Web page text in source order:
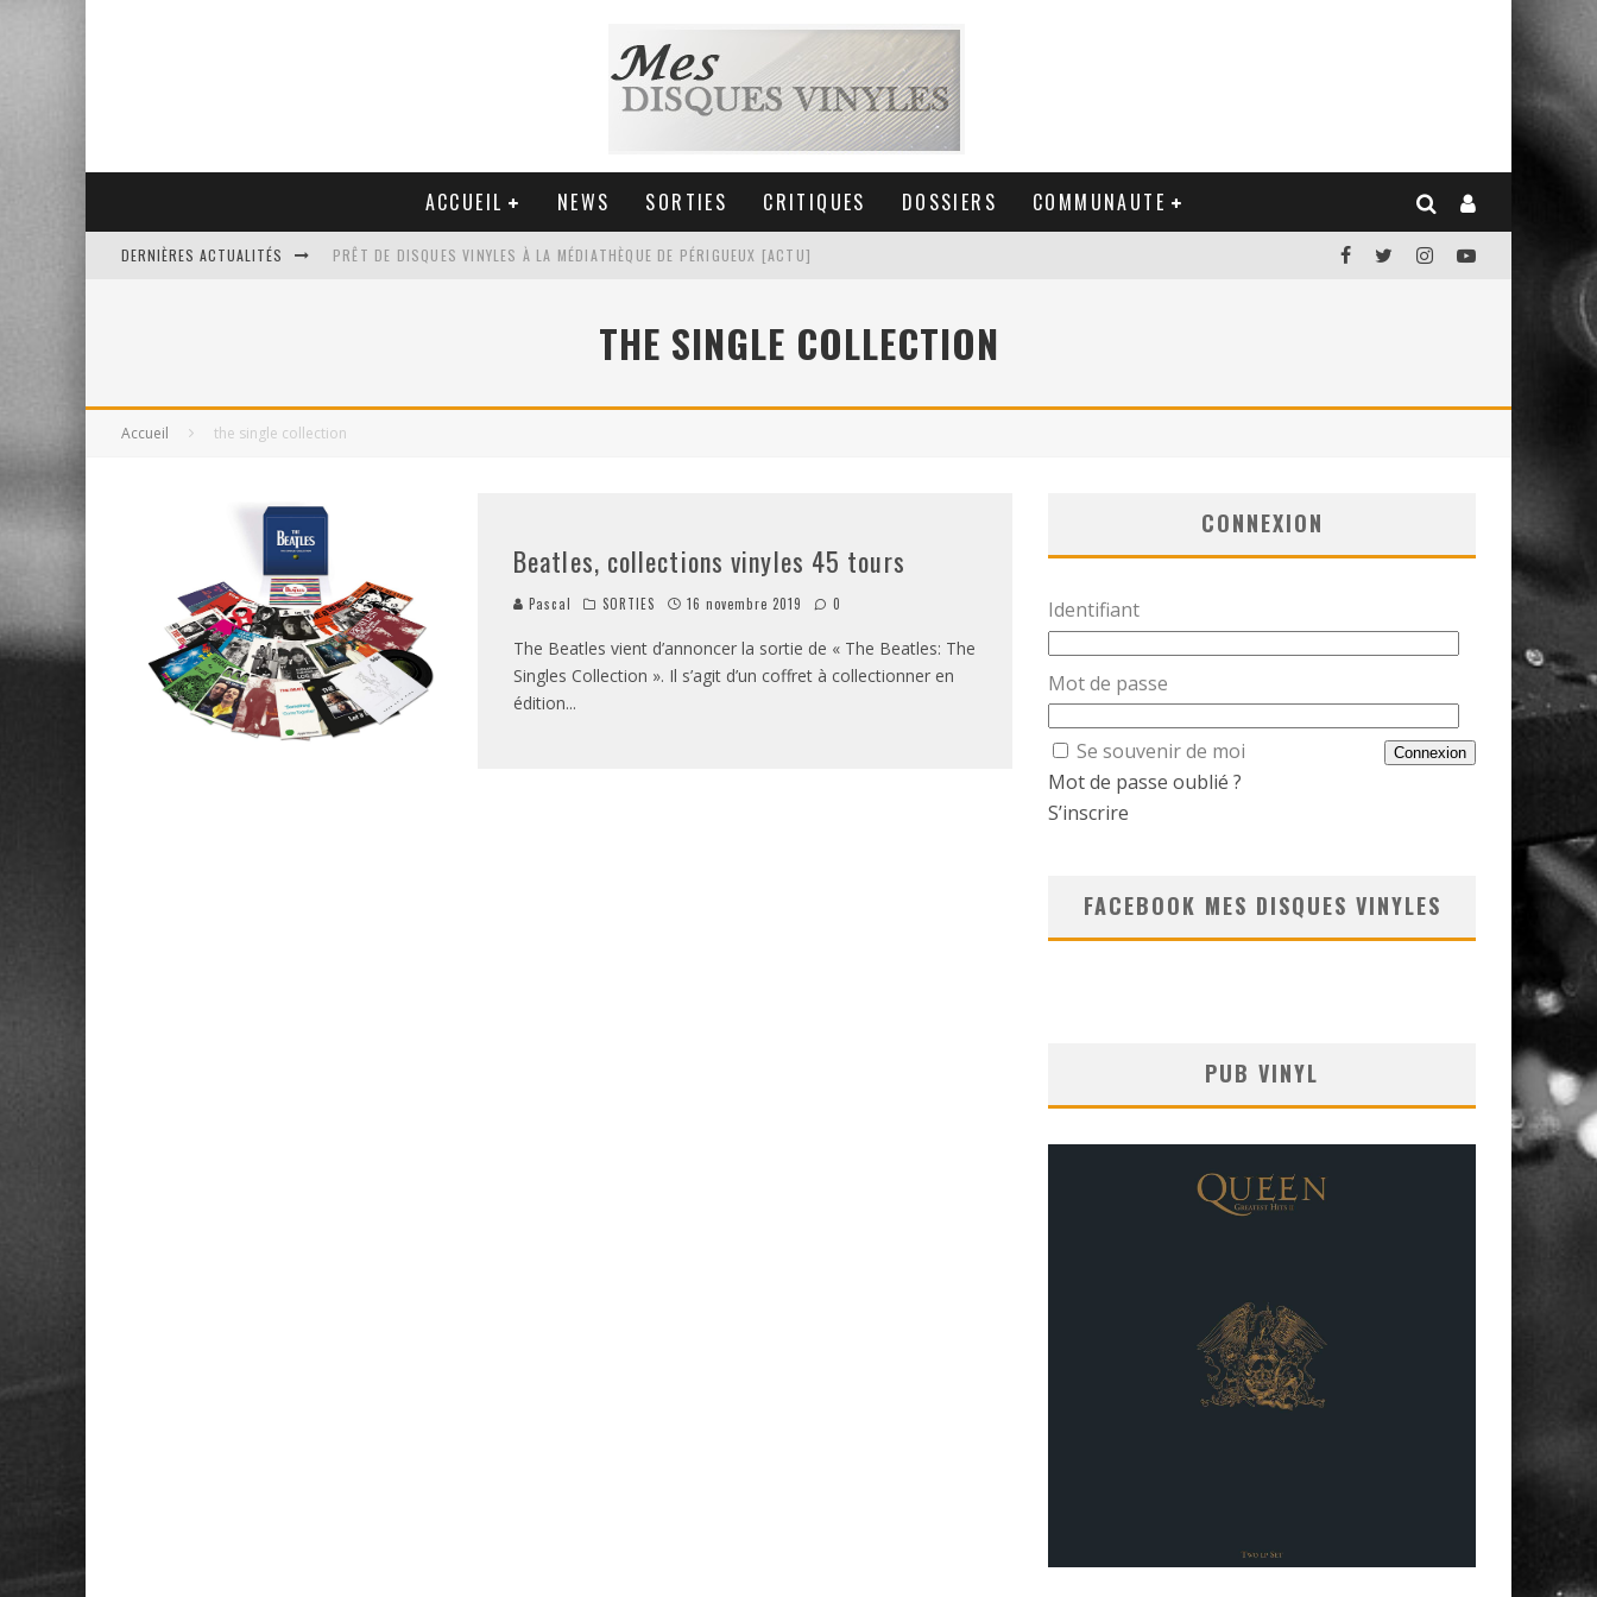
ACCUEIL NEWS SORTIES CRITIQUES DOSSIERS COMMUNAUTE
DERNIÈRES ACTUALITÉS PRÊT DE DISQUES VINYLES À LA MÉDIATHÈQUE DE PÉRIGUEUX [ACTU]
VENTE AUX ENCHÈRES D'UNE COLLECTION DE 6000 VINYLESTHE SINGLE COLLECTION
Accueil the single collection
Beatles, collections vinyles 45 tours
Pascal SORTIES 16 novembre 2019 0
The Beatles vient d’annoncer la sortie de « The Beatles: The
Singles Collection ». Il s’agit d’un coffret à collectionner en
édition...
CONNEXION
Identifiant
Mot de passe
Se souvenir de moi
Mot de passe oublié ?
S’inscrire
FACEBOOK MES DISQUES VINYLES
PUB VINYL